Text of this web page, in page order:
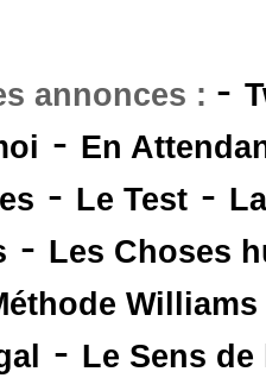
annonces : -
- En
- Le Test -
- Les Choses
Williams
- Le Sens